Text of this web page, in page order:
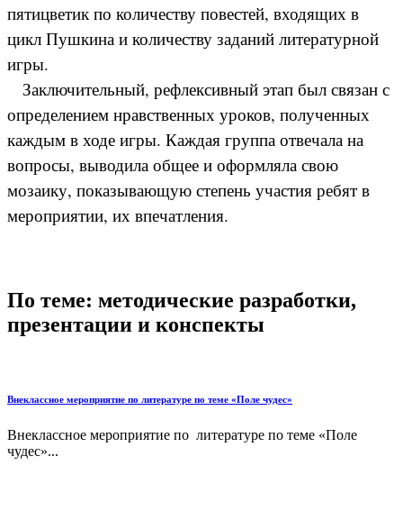
пятицветик по количеству повестей, входящих в
цикл Пушкина и количеству заданий литературной
игры.
Заключительный, рефлексивный этап был связан с
определением нравственных уроков, полученных
каждым в ходе игры. Каждая группа отвечала на
вопросы, выводила общее и оформляла свою
мозаику, показывающую степень участия ребят в
мероприятии, их впечатления.
По теме: методические разработки,
презентации и конспекты
Внеклассное мероприятие по литературе по теме «Поле чудес»
Внеклассное мероприятие по литературе по теме «Поле
чудес»...